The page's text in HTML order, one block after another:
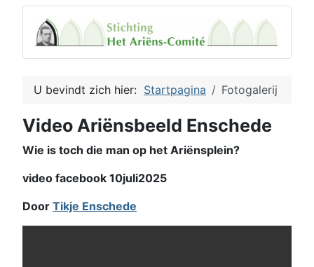
U bevindt zich hier: Startpagina Fotogalerij
Video Ariënsbeeld Enschede
Wie is toch die man op het Ariënsplein?
video facebook 10juli2025
Door Tikje Enschede